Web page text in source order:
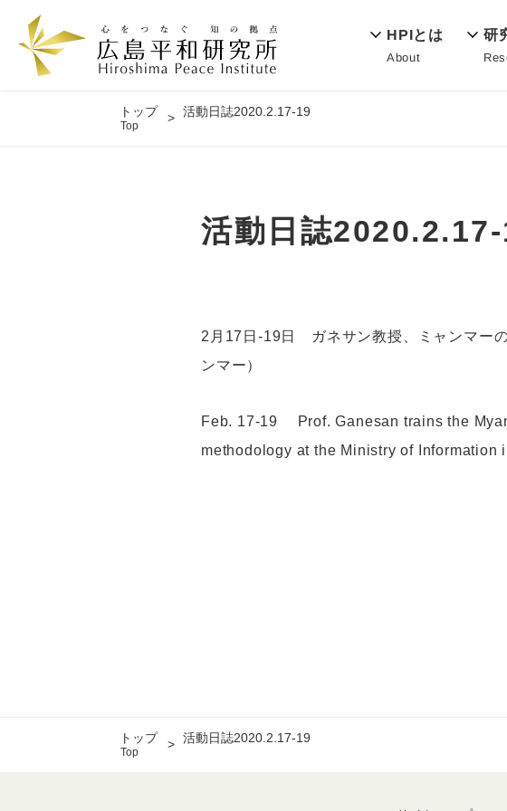
HPIとは
About
研
トップ
Top
活動日誌2020.2.17-19
活動日誌
2月17日-19日 ガネサン教授、ミャンマー
ンマー）
Feb. 17-19 Prof. Ganesan trains the
methodology at the Ministry of Information
トップ
Top
活動日誌2020.2.17-19